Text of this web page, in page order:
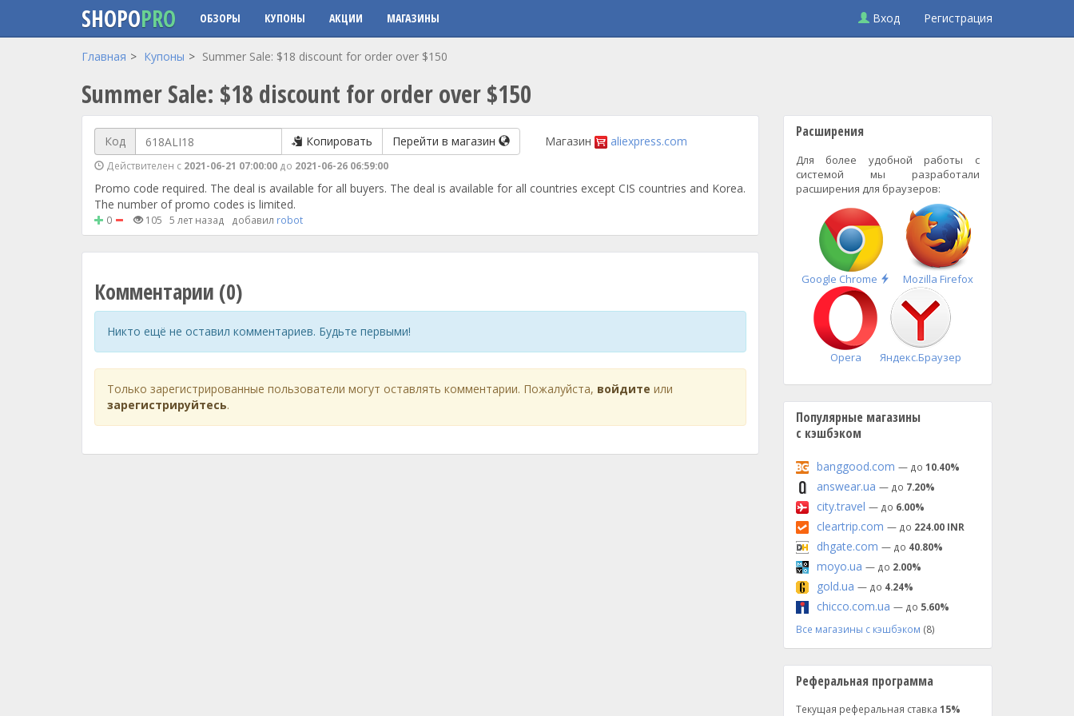
Перейти к основному содержанию
SHOPOPRO ОБЗОРЫ КУПОНЫ АКЦИИ МАГАЗИНЫ Вход Регистрация
Главная Купоны Summer Sale: $18 discount for order over $150
Summer Sale: $18 discount for order over $150
Код Копировать Перейти в магазин
Действителен с 2021-06-21 07:00:00 до 2021-06-26 06:59:00
Магазин aliexpress.com
Promo code required. The deal is available for all buyers. The deal is available for all countries except CIS countries and Korea.
The number of promo codes is limited.
0 105 5 лет назад добавил robot
Комментарии (0)
Никто ещё не оставил комментариев. Будьте первыми!
Только зарегистрированные пользователи могут оставлять комментарии. Пожалуйста, войдите или
зарегистрируйтесь.
Расширения
Для более удобной работы с
системой мы разработали
расширения для браузеров:
Google Chrome
Быстрая
установка
Mozilla Firefox
Opera Яндекс.Браузер
Популярные магазины
с кэшбэком
banggood.com — до 10.40%
answear.ua — до 7.20%
city.travel — до 6.00%
cleartrip.com — до 224.00 INR
dhgate.com — до 40.80%
moyo.ua — до 2.00%
gold.ua — до 4.24%
chicco.com.ua — до 5.60%
Все магазины с кэшбэком (8)
Реферальная программа
Текущая реферальная ставка 15%